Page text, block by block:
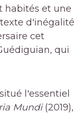
habités et une
d'inégalité
cet
qui
l'essentiel
Mundi(2019),